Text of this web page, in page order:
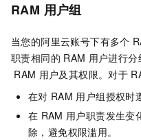
RAM 用户组
当您的阿里云账号下有多个
职责相同的 RAM 用户进行
RAM 用户及其权限。对于
在对 RAM 用户组授权时
在 RAM 用户职责发生变
除，避免权限滥用。